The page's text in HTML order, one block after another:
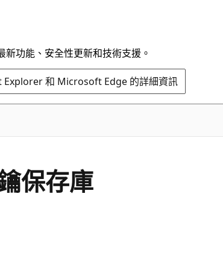
功能、安全性更新和技術支援。
和 Microsoft Edge 的詳細資訊
保存庫